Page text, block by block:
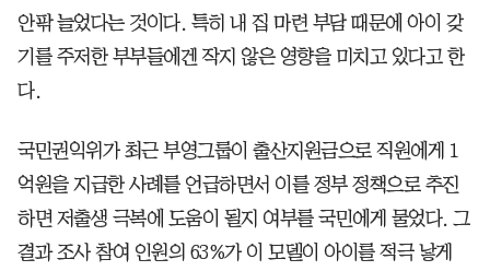
안팎 늘었다는 것이다. 특히 내 집 마련 부담 때문에 아이 갖
기를 주저한 부부들에겐 작지 않은 영향을 미치고 있다고 한
다.
국민권익위가 최근 부영그룹이 출산지원금으로 직원에게 1
억원을 지급한 사례를 언급하면서 이를 정부 정책으로 추진
하면 저출생 극복에 도움이 될지 여부를 국민에게 물었다. 그
결과 조사 참여 인원의 63%가 이 모델이 아이를 적극 낳게